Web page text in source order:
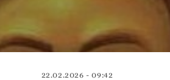
22.02.2026 - 09:42